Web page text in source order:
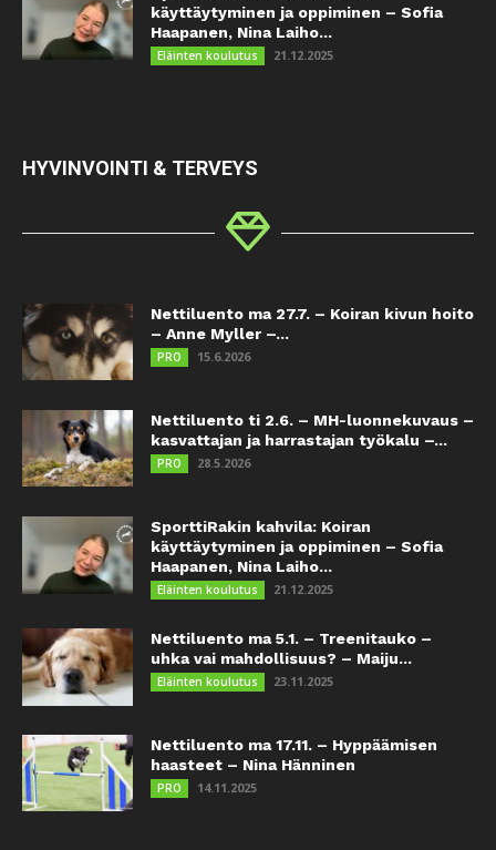
käyttäytyminen ja oppiminen – Sofia
Haapanen, Nina Laiho...
Eläinten koulutus 21.12.2025
HYVINVOINTI & TERVEYS
Nettiluento ma 27.7. – Koiran kivun hoito
– Anne Myller –...
PRO 15.6.2026
Nettiluento ti 2.6. – MH-luonnekuvaus –
kasvattajan ja harrastajan työkalu –...
PRO 28.5.2026
SporttiRakin kahvila: Koiran
käyttäytyminen ja oppiminen – Sofia
Haapanen, Nina Laiho...
Eläinten koulutus 21.12.2025
Nettiluento ma 5.1. – Treenitauko –
uhka vai mahdollisuus? – Maiju...
Eläinten koulutus 23.11.2025
Nettiluento ma 17.11. – Hyppäämisen
haasteet – Nina Hänninen
PRO 14.11.2025